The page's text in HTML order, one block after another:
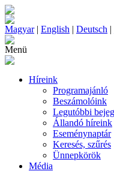
Magyar| English | Deutsch |
Menü
Híreink
Programajánló
Beszámolóink
Legutóbbi
Állandó híreink
Eseménynaptár
Keresés, szűrés
Ünnepkörök
Média